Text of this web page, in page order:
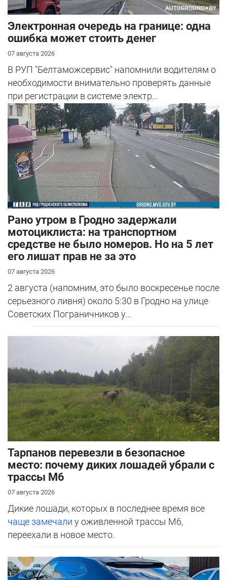
Электронная очередь на границе: одна
ошибка может стоить денег
07 августа 2026
В РУП "Белтаможсервис" напомнили водителям о
необходимости внимательно проверять данные
при регистрации в системе электр...
Рано утром в Гродно задержали
мотоциклиста: на транспортном
средстве не было номеров. Но на 5 лет
его лишат прав не за это
07 августа 2026
2 августа (напомним, это было воскресенье после
серьезного ливня) около 5:30 в Гродно на улице
Советских Пограничников у...
Тарпанов перевезли в безопасное
место: почему диких лошадей убрали с
трассы М6
07 августа 2026
Дикие лошади, которых в последнее время все
чаще замечали у оживленной трассы М6,
переехали в новое место.